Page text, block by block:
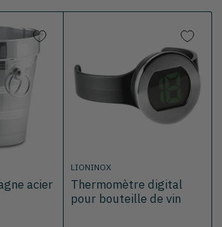
acier
LIONINOX
Thermomètre digital
pour bouteille de vin